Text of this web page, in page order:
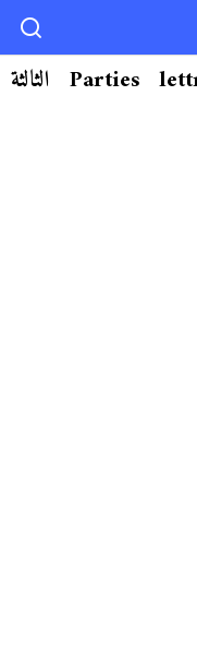
Parties lettre de demande d’emploi الثالثة